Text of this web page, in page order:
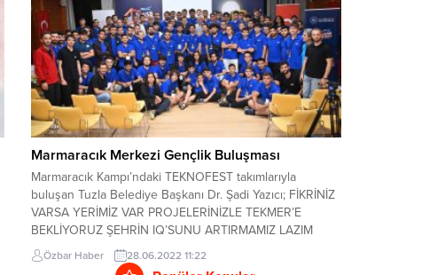
Marmaracık Merkezi Gençlik Buluşması
Marmaracık Kampı’ndaki TEKNOFEST takımlarıyla
buluşan Tuzla Belediye Başkanı Dr. Şadi Yazıcı; FİKRİNİZ
VARSA YERİMİZ VAR PROJELERİNİZLE TEKMER’E
BEKLİYORUZ ŞEHRİN IQ’SUNU ARTIRMAMIZ LAZIM
Tuzla Belediye Başkanı Dr. Şadi Yazıcı, dünyanın en
büyük havacılık, uzay ve teknoloji festivali olan
Özbar Haber 28.06.2022 11:22